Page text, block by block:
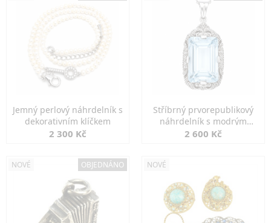
Jemný perlový náhrdelník s
dekorativním klíčkem
2 300 Kč
Stříbrný prvorepublikový
náhrdelník s modrým
spinelem
2 600 Kč
NOVÉ OBJEDNÁNO NOVÉ